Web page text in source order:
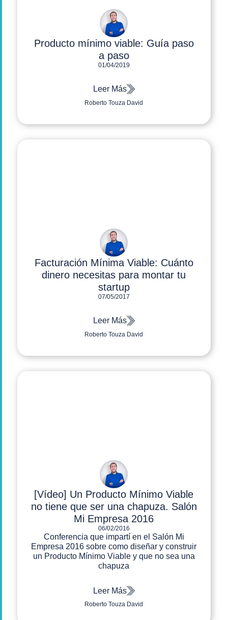
Producto mínimo viable: Guía paso
a paso
01/04/2019
Leer Más
Roberto Touza David
Facturación Mínima Viable: Cuánto
dinero necesitas para montar tu
startup
07/05/2017
Leer Más
Roberto Touza David
[Vídeo] Un Producto Mínimo Viable
no tiene que ser una chapuza. Salón
Mi Empresa 2016
06/02/2016
Conferencia que impartí en el Salón Mi
Empresa 2016 sobre como diseñar y construir
un Producto Mínimo Viable y que no sea una
chapuza
Leer Más
Roberto Touza David